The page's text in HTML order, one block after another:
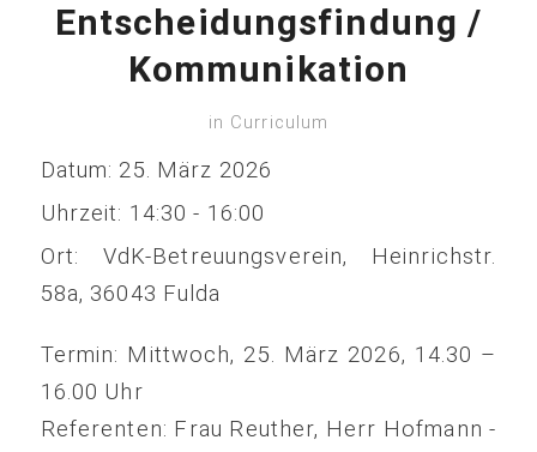
Entscheidungsfindung /
Kommunikation
in Curriculum
Datum: 25. März 2026
Uhrzeit: 14:30 - 16:00
Ort: VdK-Betreuungsverein, Heinrichstr.
58a, 36043 Fulda
Termin: Mittwoch, 25. März 2026, 14.30 –
16.00 Uhr
Referenten: Frau Reuther, Herr Hofmann -